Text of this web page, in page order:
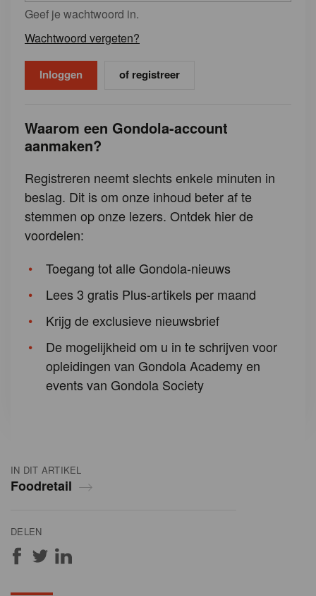
IN DIT ARTIKEL
Foodretail
DELEN
Geef je wachtwoord in.
Wachtwoord vergeten?
of registreer
Waarom een Gondola-account
aanmaken?
Registreren neemt slechts enkele minuten in
beslag. Dit is om onze inhoud beter af te
stemmen op onze lezers. Ontdek hier de
voordelen:
Toegang tot alle Gondola-nieuws
Lees 3 gratis Plus-artikels per maand
Krijg de exclusieve nieuwsbrief
De mogelijkheid om u in te schrijven voor
opleidingen van Gondola Academy en
events van Gondola Society